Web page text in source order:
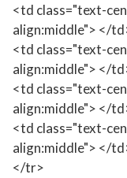
<td class="text-
align:middle"> </
<td class="text-
align:middle"> </
<td class="text-
align:middle"> </
<td class="text-
align:middle"> </
</tr>